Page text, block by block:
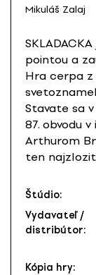
Mikuláš Zalaj
pointou a
Hra cerpa
Stavate sa
87. obvodu
Arthurom
ten
Štúdio:
Vydavateľ /
distribútor:
Kópia hry: